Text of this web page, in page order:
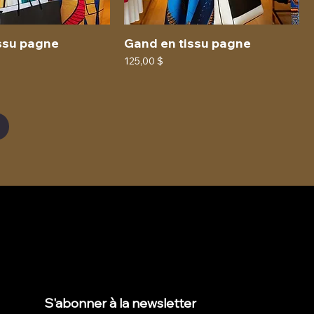
pagne Gand en tissu pagne
Prix
125,00 $
S'abonner à la newsletter